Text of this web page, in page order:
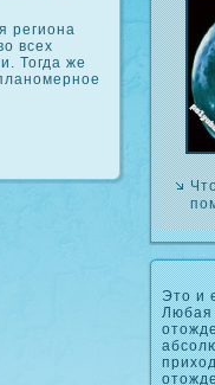
региона
всех
Тогда же
Это и
Любая